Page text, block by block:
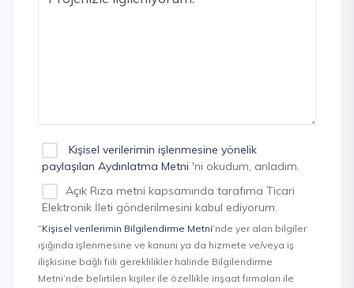
Kişisel verilerimin işlenmesine yönelik
paylaşılan Aydınlatma Metni 'ni okudum, anladım.
Açık Rıza metni kapsamında tarafıma Ticari
Elektronik İleti gönderilmesini kabul ediyorum.
“Kişisel verilerimin Bilgilendirme Metni’nde yer alan bilgiler
ışığında işlenmesine ve kanuni ya da hizmete ve/veya iş
ilişkisine bağlı fiili gereklilikler halinde Bilgilendirme
Metni’nde belirtilen kişiler ile özellikle inşaat firmaları ile